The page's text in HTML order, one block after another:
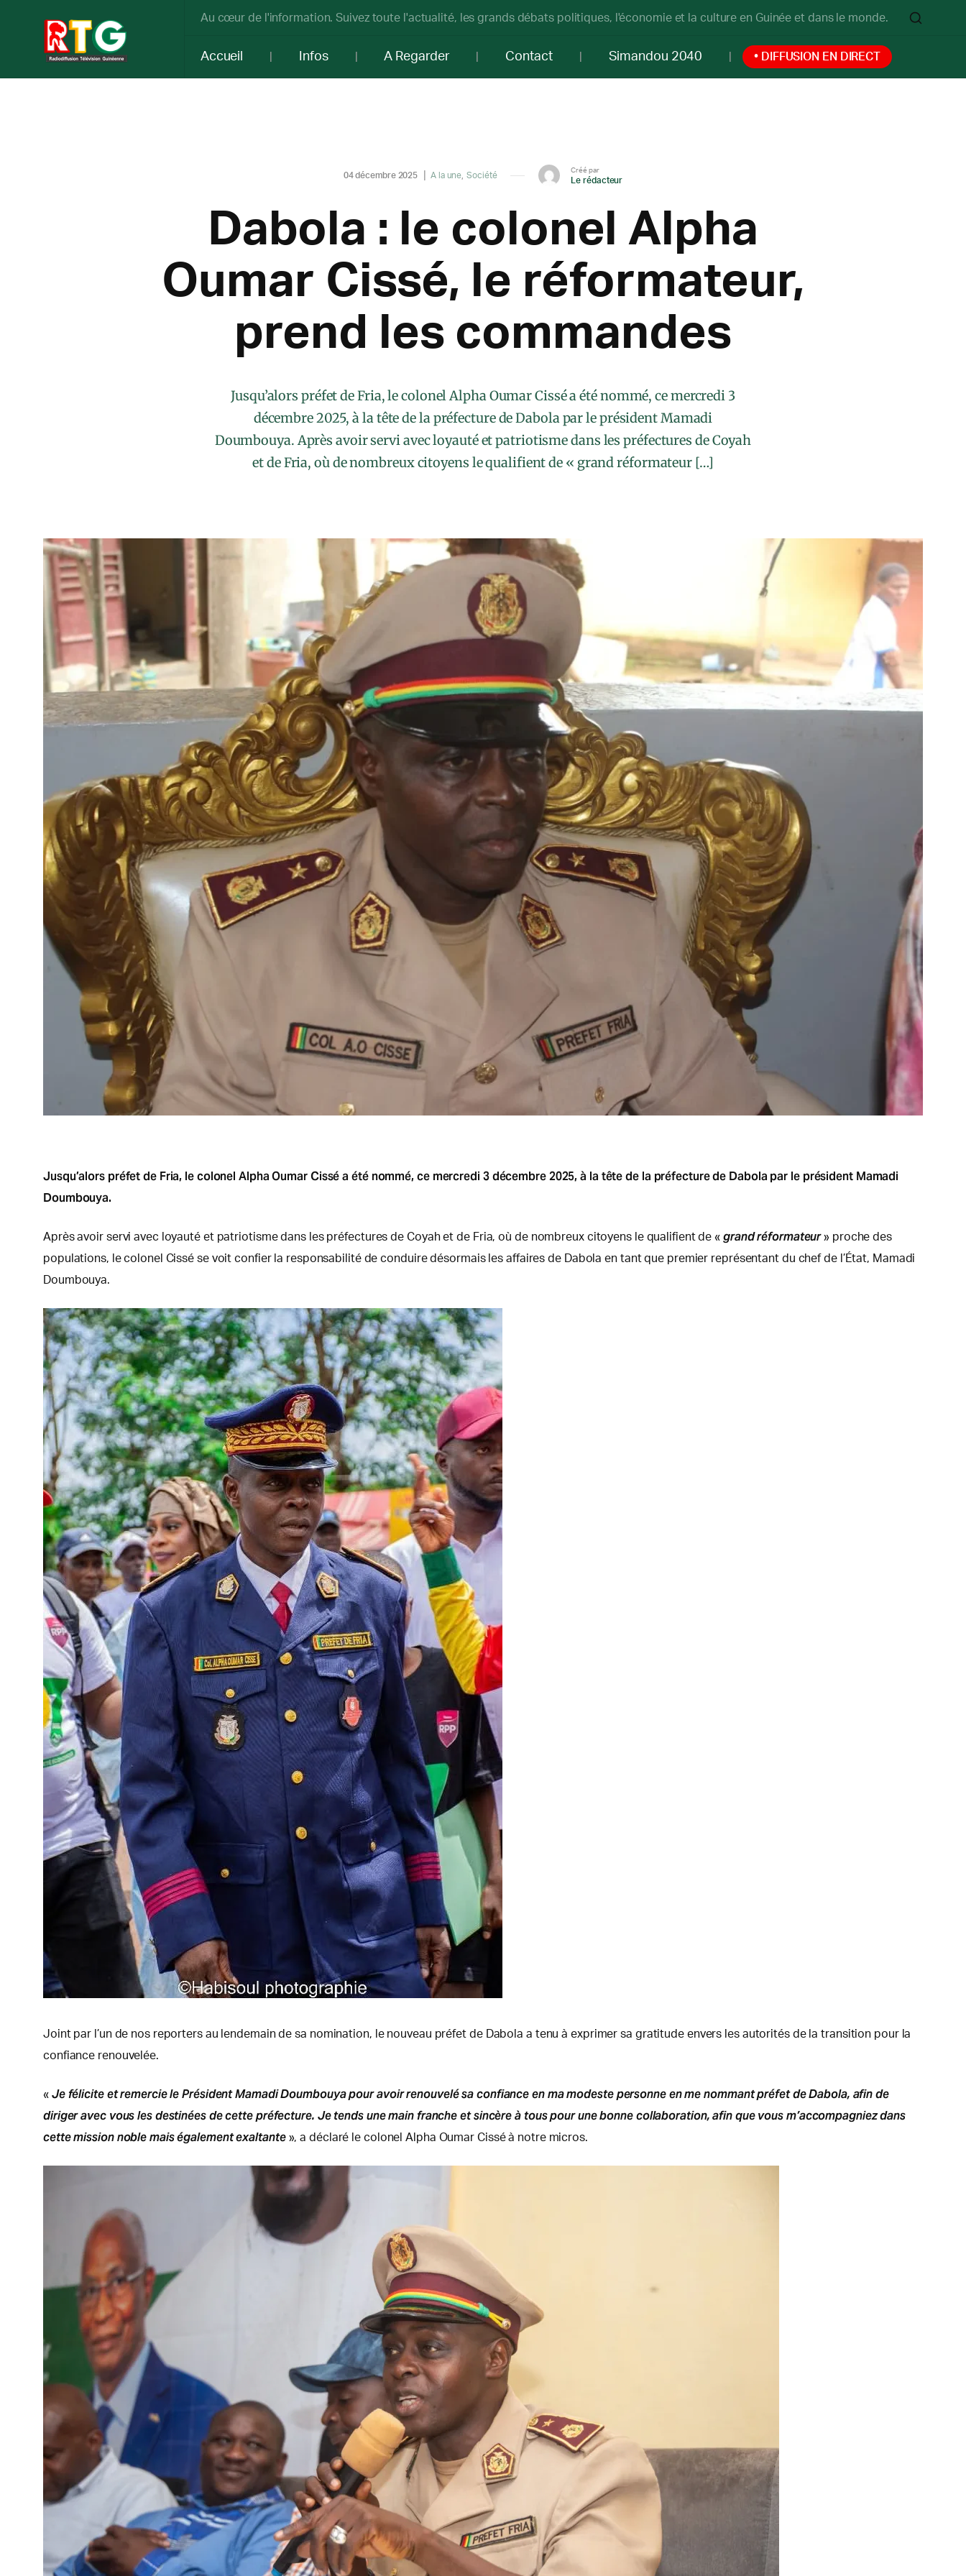
Au cœur de l'information. Suivez toute l'actualité, les grands débats politiques, l'économie et la culture en Guinée et dans le monde.
Accueil Infos A Regarder Contact Simandou 2040 • DIFFUSION EN DIRECT
04 décembre 2025 A la une Société
Créé par
Le rédacteur
Dabola : le colonel Alpha
Oumar Cissé, le réformateur,
prend les commandes
Jusqu’alors préfet de Fria, le colonel Alpha Oumar Cissé a été nommé, ce mercredi 3
décembre 2025, à la tête de la préfecture de Dabola par le président Mamadi
Doumbouya. Après avoir servi avec loyauté et patriotisme dans les préfectures de Coyah
et de Fria, où de nombreux citoyens le qualifient de « grand réformateur […]
Jusqu’alors préfet de Fria, le colonel Alpha Oumar Cissé a été nommé, ce mercredi 3 décembre 2025, à la tête de la préfecture de Dabola par le président Mamadi
Doumbouya.
Après avoir servi avec loyauté et patriotisme dans les préfectures de Coyah et de Fria, où de nombreux citoyens le qualifient de « grand réformateur» proche des
populations, le colonel Cissé se voit confier la responsabilité de conduire désormais les affaires de Dabola en tant que premier représentant du chef de l’État, Mamadi
Doumbouya.
Joint par l’un de nos reporters au lendemain de sa nomination, le nouveau préfet de Dabola a tenu à exprimer sa gratitude envers les autorités de la transition pour la
confiance renouvelée.
« Je félicite et remercie le Président Mamadi Doumbouya pour avoir renouvelé sa confiance en ma modeste personne en me nommant préfet de Dabola, afin de
diriger avec vous les destinées de cette préfecture. Je tends une main franche et sincère à tous pour une bonne collaboration, afin que vous m’accompagniez dans
cette mission noble mais également exaltante», a déclaré le colonel Alpha Oumar Cissé à notre micros.